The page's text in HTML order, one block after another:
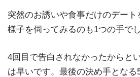
突然のお誘いや食事だけのデー
様子を伺ってみるのも1つの手でし
4回目で告白されなかったからと
は早いです。最後の決め手となる